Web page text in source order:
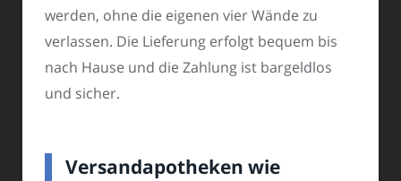
werden, ohne die eigenen vier Wände zu
verlassen. Die Lieferung erfolgt bequem bis
nach Hause und die Zahlung ist bargeldlos
und sicher.
Versandapotheken wie